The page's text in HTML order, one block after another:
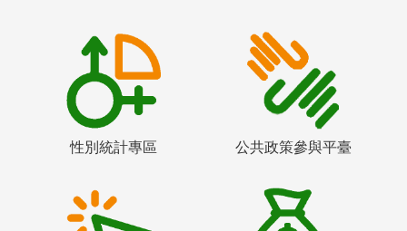
性別統計專區 公共政策參與平臺